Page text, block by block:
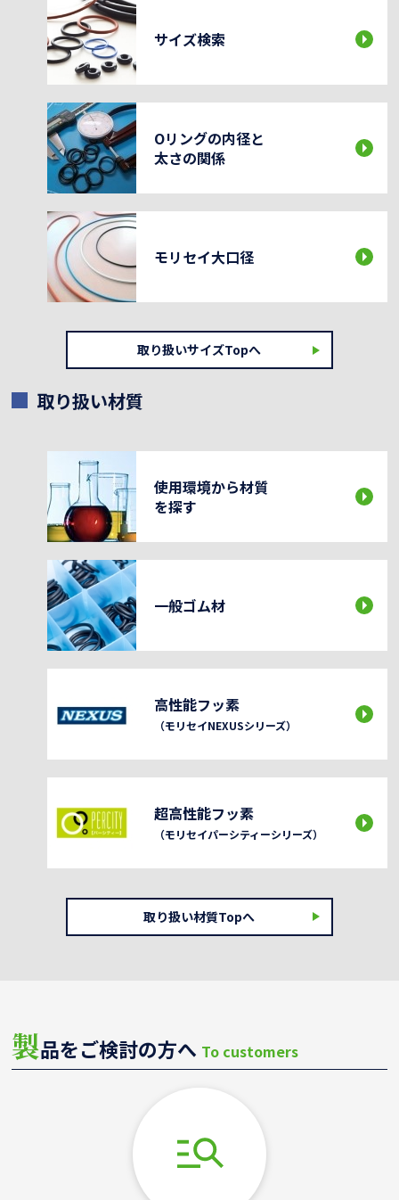
サイズ検索
Oリングの内径と
太さの関係
モリセイ大口径
取り扱いサイズTopへ
取り扱い材質
使用環境から材質
を探す
一般ゴム材
高性能フッ素
（モリセイNEXUSシリーズ）
超高性能フッ素
（モリセイパーシティーシリーズ）
取り扱い材質Topへ
製品をご検討の方へ To customers